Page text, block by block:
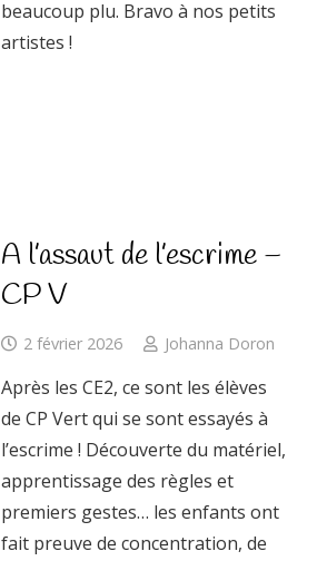
beaucoup plu. Bravo à nos petits
artistes !
A l’assaut de l’escrime –
CP V
2 février 2026 Johanna Doron
Après les CE2, ce sont les élèves
de CP Vert qui se sont essayés à
l’escrime ! Découverte du matériel,
apprentissage des règles et
premiers gestes… les enfants ont
fait preuve de concentration, de